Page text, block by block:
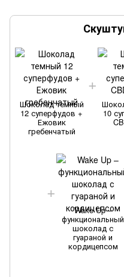
Шоколад темный
12 суперфудов +
Ежовик
гребенчатый
10
Wake Up –
функциональный
шоколад с
гуараной и
кордицепсом